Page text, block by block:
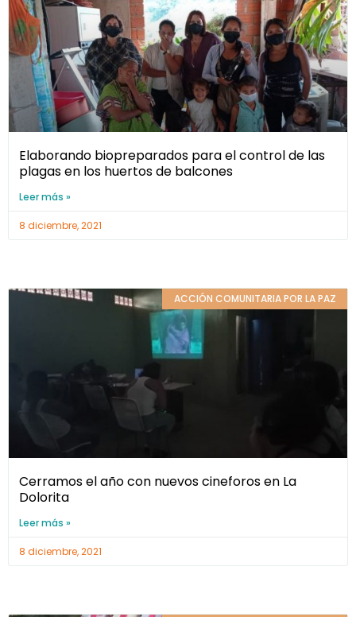
Elaborando biopreparados para el control de las
plagas en los huertos de balcones
Leer más »
8 diciembre, 2021
ACCIÓN COMUNITARIA POR LA PAZ
Cerramos el año con nuevos cineforos en La
Dolorita
Leer más »
8 diciembre, 2021